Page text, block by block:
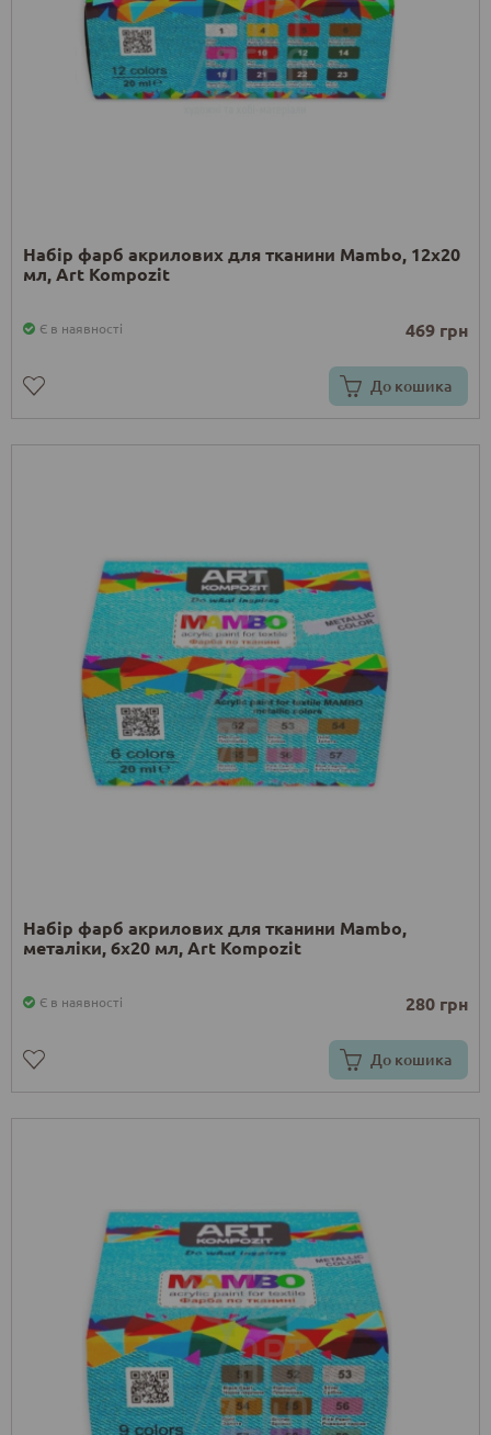
Набір фарб акрилових для тканини Mambo, 12х20
мл, Art Kompozit
Є в наявності 469 грн
До кошика
Набір фарб акрилових для тканини Mambo,
металіки, 6х20 мл, Art Kompozit
Є в наявності 280 грн
До кошика